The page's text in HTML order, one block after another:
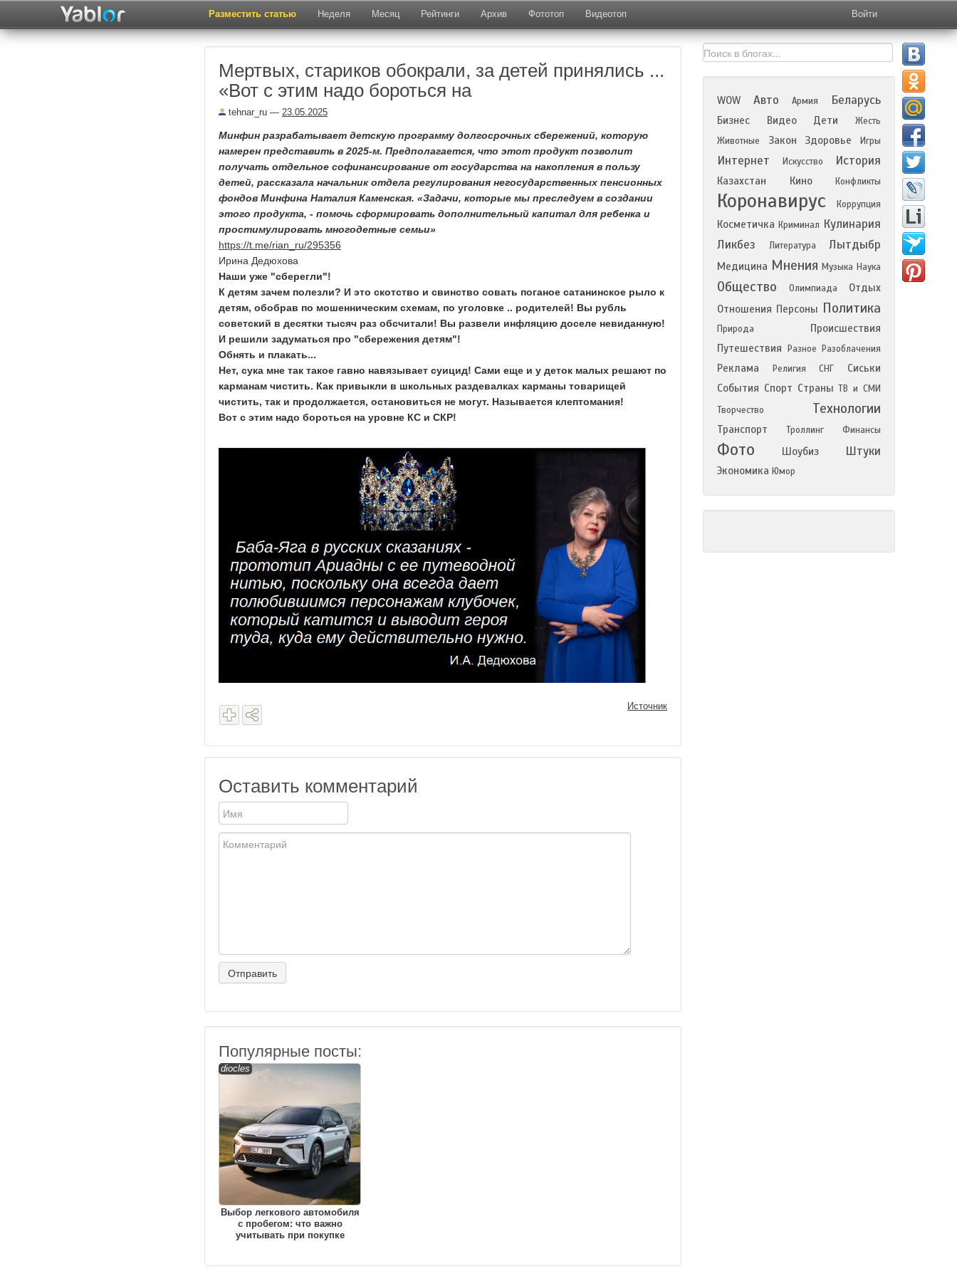
Разместить статью Неделя Месяц Рейтинги Архив Фототоп Видеотоп Войти
Мертвых, стариков обокрали, за детей принялись ...
«Вот с этим надо бороться на
tehnar_ru — 23.05.2025
Минфин разрабатывает детскую программу долгосрочных сбережений, которую
намерен представить в 2025-м. Предполагается, что этот продукт позволит
получать отдельное софинансирование от государства на накопления в пользу
детей, рассказала начальник отдела регулирования негосударственных пенсионных
фондов Минфина Наталия Каменская. «Задачи, которые мы преследуем в создании
этого продукта, - помочь сформировать дополнительный капитал для ребенка и
простимулировать многодетные семьи»
https://t.me/rian_ru/295356
Ирина Дедюхова
Наши уже "сберегли"!
К детям зачем полезли? И это скотство и свинство совать поганое сатанинское рыло к
детям, обобрав по мошенническим схемам, по уголовке .. родителей! Вы рубль
советский в десятки тысяч раз обсчитали! Вы развели инфляцию доселе невиданную!
И решили задуматься про "сбережения детям"!
Обнять и плакать...
Нет, сука мне так такое гавно навязывает суицид! Сами еще и у деток малых решают по
карманам чистить. Как привыкли в школьных раздевалках карманы товарищей
чистить, так и продолжается, остановиться не могут. Называется клептомания!
Вот с этим надо бороться на уровне КС и СКР!
Источник
Оставить комментарий
Популярные посты:
diocles
Выбор легкового автомобиля
с пробегом: что важно
учитывать при покупке
WOW Авто Армия Беларусь
Бизнес Видео Дети
Жесть
Животные
Закон Здоровье Игры
Интернет Искусство История
Казахстан Кино Конфликты
Коронавирус Коррупция
Косметичка Криминал Кулинария
Ликбез
Литература Лытдыбр
Медицина Мнения Музыка Наука
Общество Олимпиада
Отдых
Отношения Персоны Политика
Природа
Происшествия
Путешествия
Разное Разоблачения
Реклама Религия СНГ
Сиськи
События Спорт Страны ТВ и СМИ
Творчество
Технологии
Транспорт Троллинг Финансы
Фото Шоубиз Штуки
Экономика Юмор